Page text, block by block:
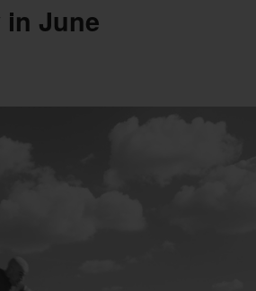
in June